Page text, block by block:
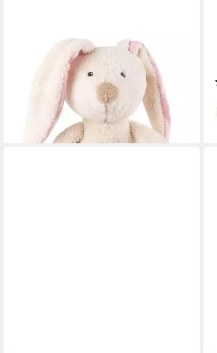
Kuscheltier Natural Friends
für Babys und Kinder
Mädchen (1-St)
ab 29,95 €
lieferbar - in 3-4 Werktagen bei dir